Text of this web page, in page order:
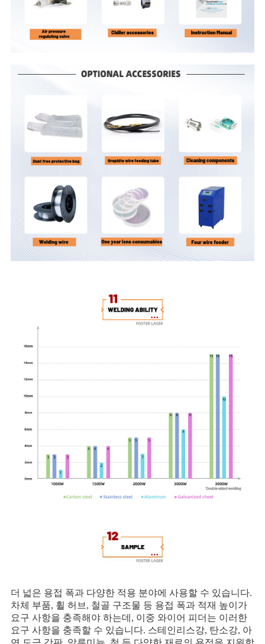
더 넓은 용접 폭과 다양한 적용 분야에 사용할 수 있습니다.
차체 부품, 휠 허브, 철골 구조물 등 용접 폭과 적재 높이가
요구 사항을 충족해야 하는데, 이중 와이어 피더는 이러한
요구 사항을 충족할 수 있습니다. 스테인리스강, 탄소강, 아